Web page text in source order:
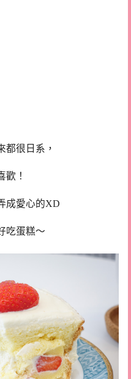
都很日系，
歡！
成愛心的XD
吃蛋糕～